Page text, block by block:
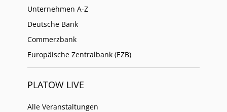
Unternehmen A-Z
Deutsche Bank
Commerzbank
Europäische Zentralbank (EZB)
PLATOW LIVE
Alle Veranstaltungen